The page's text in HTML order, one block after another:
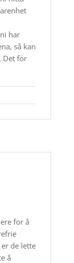
har
så kan
Det för
for å
de lette
å